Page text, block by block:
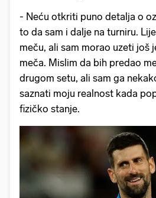
- Neću otkriti puno detalja o
to da sam i dalje na turniru.
meču, ali sam morao uzeti još
meča. Mislim da bih predao
drugom setu, ali sam ga
saznati moju realnost kada
fizičko stanje.